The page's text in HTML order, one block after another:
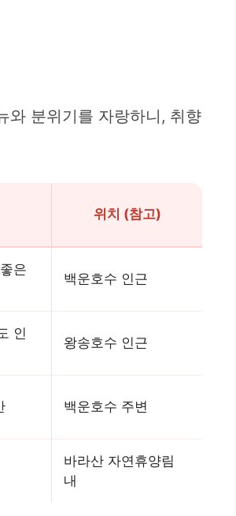
와 분위기를 자랑하니, 취향
위치 (참고)
은
백운호수 인근
인
왕송호수 인근
백운호수 주변
바라산 자연휴양림
내